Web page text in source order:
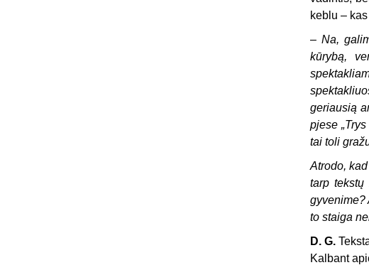
keblu –
– Na,
kūrybą,
geriausią
pjese
tai toli
Atrodo,
tarp
gyvenime?
to staiga
D. G.
Kalbant